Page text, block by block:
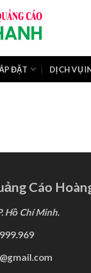
ĐẶT DỊCH VỤ
Cáo
Hồ Chí Minh.